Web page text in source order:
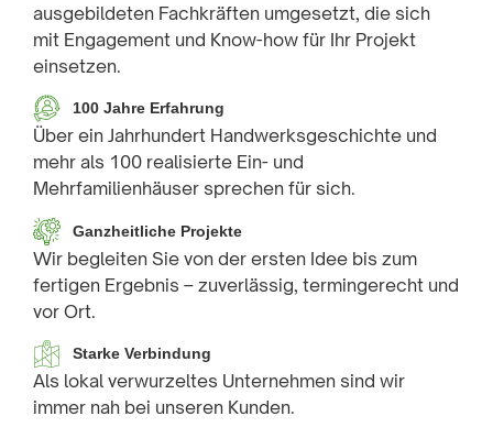
ausgebildeten Fachkräften umgesetzt, die sich
mit Engagement und Know-how für Ihr Projekt
einsetzen.
100 Jahre Erfahrung
Über ein Jahrhundert Handwerksgeschichte und
mehr als 100 realisierte Ein- und
Mehrfamilienhäuser sprechen für sich.
Ganzheitliche Projekte
Wir begleiten Sie von der ersten Idee bis zum
fertigen Ergebnis – zuverlässig, termingerecht und
vor Ort.
Starke Verbindung
Als lokal verwurzeltes Unternehmen sind wir
immer nah bei unseren Kunden.